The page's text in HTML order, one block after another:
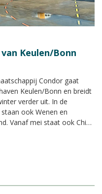
Keulen/Bonn
Condor gaat
Keulen/Bonn en breidt
verder uit. In de
ook Wenen en
Vanaf mei staat ook China